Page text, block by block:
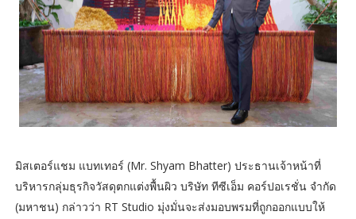
มิสเตอร์แชม แบทเทอร์ (Mr. Shyam Bhatter) ประธานเจ้าหน้าที่
บริหารกลุ่มธุรกิจวัสดุตกแต่งพื้นผิว บริษัท ทีซีเอ็ม คอร์ปอเรชั่น จำกัด
(มหาชน) กล่าวว่า RT Studio มุ่งมั่นจะส่งมอบพรมที่ถูกออกแบบให้